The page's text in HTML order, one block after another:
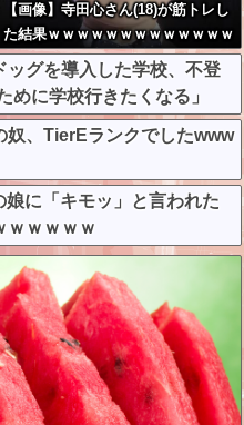
【画像】寺田心さん(18)が筋トレし
た結果ｗｗｗｗｗｗｗｗｗｗｗｗｗ
ｗｗｗｗｗｗ
ッグを導入した学校、不登
に学校行きたくなる」
奴、TierEランクでしたwww
娘に「キモッ」と言われた
ｗｗｗｗｗ